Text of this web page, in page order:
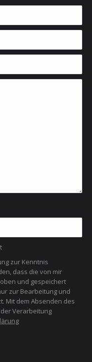
zur Kenntnis
dass die von mir
und gespeichert
zur Bearbeitung und
Mit dem Absenden des
Verarbeitung